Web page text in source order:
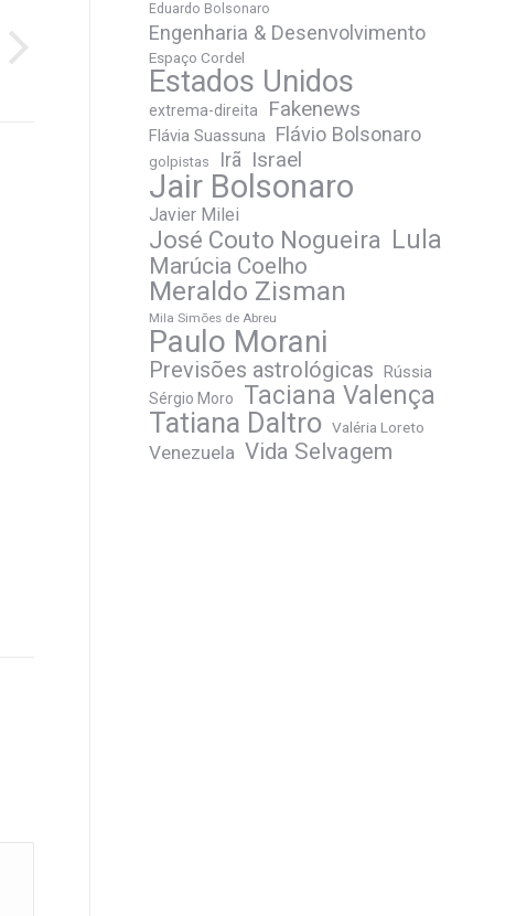
Eduardo Bolsonaro
Engenharia & Desenvolvimento
Espaço Cordel
Estados Unidos
extrema-direita Fakenews
Flávia Suassuna Flávio Bolsonaro
golpistas Irã Israel
Jair Bolsonaro
Javier Milei
José Couto Nogueira Lula
Marúcia Coelho
Meraldo Zisman
Mila Simões de Abreu
Paulo Morani
Previsões astrológicas Rússia
Sérgio Moro Taciana Valença
Tatiana Daltro Valéria Loreto
Venezuela Vida Selvagem